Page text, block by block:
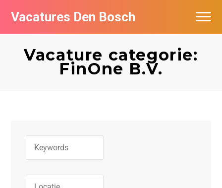
Vacatures Den Bosch
Vacature categorie:
FinOne B.V.
Vacatures per bedrijf in Den Bosch
De populairste vacatures in Den Bosch